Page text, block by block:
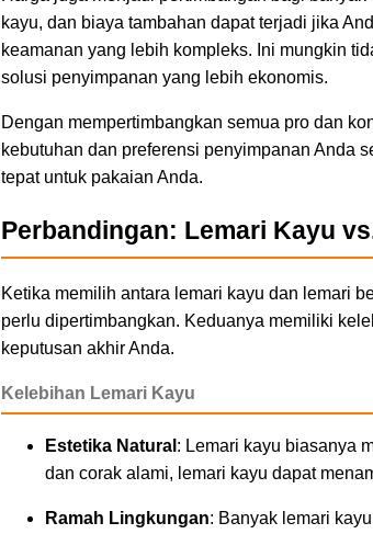
kayu, dan biaya tambahan dapat terjadi jika
keamanan yang lebih kompleks. Ini mungkin
solusi penyimpanan yang lebih ekonomis.
Dengan mempertimbangkan semua pro dan
kebutuhan dan preferensi penyimpanan Anda
tepat untuk pakaian Anda.
Perbandingan: Lemari Kayu
Ketika memilih antara lemari kayu dan lemari
perlu dipertimbangkan. Keduanya memiliki
keputusan akhir Anda.
Kelebihan Lemari Kayu
Estetika Natural : Lemari kayu biasanya
dan corak alami, lemari kayu dapat
Ramah Lingkungan: Banyak lemari